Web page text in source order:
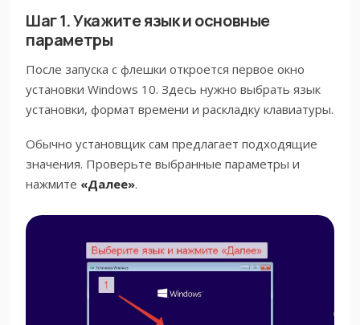
Шаг 1. Укажите язык и основные
параметры
После запуска с флешки откроется первое окно
установки Windows 10. Здесь нужно выбрать язык
установки, формат времени и раскладку клавиатуры.
Обычно установщик сам предлагает подходящие
значения. Проверьте выбранные параметры и
нажмите «Далее».